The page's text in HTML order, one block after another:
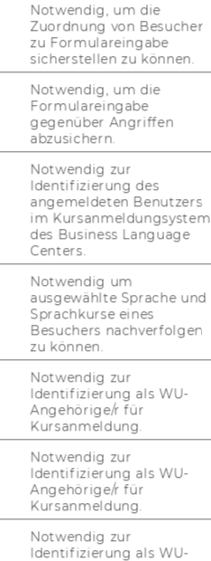
FORSCHUNG
FORSCHUNGSINFRASTRUKTUR
JOBS
JOBS
JOBPORTAL
RESEARCH CAREER
WELCOME SERVICES
JOBS MIT WU-STUDIUM
Notwendig, um die
Zuordnung von Besucher
zu Formulareingabe
sicherstellen zu können.
Notwendig, um die
Formulareingabe
gegenüber Angriffen
abzusichern.
Notwendig zur
Identifizierung des
angemeldeten Benutzers
im Kursanmeldungsystem
des Business Language
Centers.
Notwendig um
ausgewählte Sprache und
Sprachkurse eines
Besuchers nachverfolgen
zu können.
Notwendig zur
Identifizierung als WU-
Angehörige/r für
Kursanmeldung.
Notwendig zur
Identifizierung als WU-
Angehörige/r für
Kursanmeldung.
Notwendig zur
Identifizierung als WU-